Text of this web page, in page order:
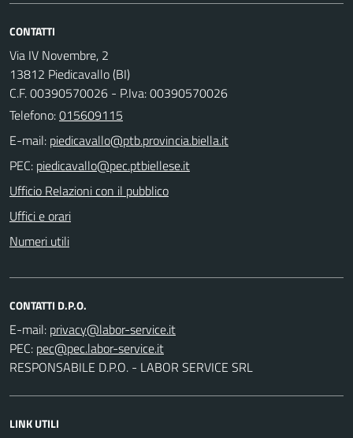
CONTATTI
Via IV Novembre, 2
13812 Piedicavallo (BI)
C.F. 00390570026 - P.Iva: 00390570026
Telefono:015609115
E-mail:
PEC:
Ufficio Relazioni con il pubblico
Uffici e orari
Numeri utili
CONTATTI D.P.O.
E-mail:
PEC:
RESPONSABILE D.P.O. - LABOR SERVICE SRL
LINK UTILI